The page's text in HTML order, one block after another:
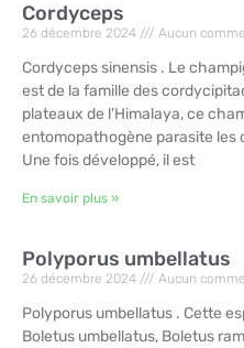
Cordyceps
26 décembre 2024 Aucun
Cordyceps sinensis . Le
est de la famille des
plateaux de l’Himalaya, ce
entomopathogène parasite les
Une fois développé, il est
En savoir plus »
Polyporus umbellatus
26 décembre 2024 Aucun
Polyporus umbellatus . Cette
Boletus umbellatus, Boletus